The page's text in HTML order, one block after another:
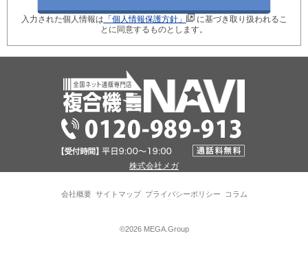
月間使用枚数_カラー
ご検討のきっかけ
※現在のコピー機の後継機種を選定します！
入力された個人情報は 「個人情報保護方針」
に基づき取り扱われるこ
とに同意するものとします。
株式会社メガ
会社概要 サイトマップ プライバシーポリシー コラム
©2026 MEGA.Group